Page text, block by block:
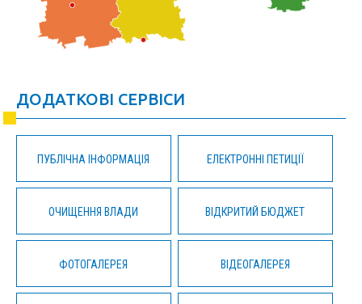
ДОДАТКОВІ СЕРВІСИ
ПУБЛІЧНА ІНФОРМАЦІЯ ЕЛЕКТРОННІ ПЕТИЦІЇ
ОЧИЩЕННЯ ВЛАДИ ВІДКРИТИЙ БЮДЖЕТ
ФОТОГАЛЕРЕЯ ВІДЕОГАЛЕРЕЯ